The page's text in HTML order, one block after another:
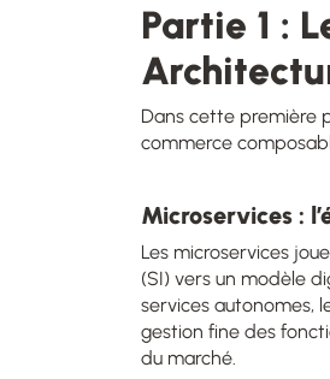
Partie 1 :
Dans cette première
commerce
Microservices :
Les microservices
(SI) vers un modèle
services autonomes,
gestion fine des
du marché.